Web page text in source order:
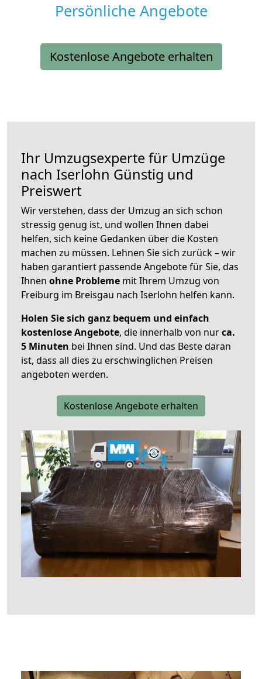
Persönliche Angebote
Kostenlose Angebote erhalten
Ihr Umzugsexperte für Umzüge
nach Iserlohn Günstig und
Preiswert
Wir verstehen, dass der Umzug an sich schon
stressig genug ist, und wollen Ihnen dabei
helfen, sich keine Gedanken über die Kosten
machen zu müssen. Lehnen Sie sich zurück – wir
haben garantiert passende Angebote für Sie, das
Ihnen ohne Probleme mit Ihrem Umzug von
Freiburg im Breisgau nach Iserlohn helfen kann.
Holen Sie sich ganz bequem und einfach
kostenlose Angebote, die innerhalb von nurca.
5 Minuten bei Ihnen sind. Und das Beste daran
ist, dass all dies zu erschwinglichen Preisen
angeboten werden.
Kostenlose Angebote erhalten